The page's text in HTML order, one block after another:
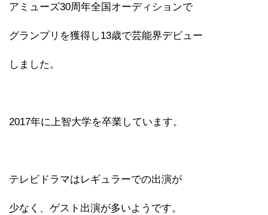
アミューズ30周年全国オーディションで
グランプリを獲得し13歳で芸能界デビュー
しました。
2017年に上智大学を卒業しています。
テレビドラマはレギュラーでの出演が
少なく、ゲスト出演が多いようです。